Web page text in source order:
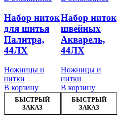
Набор ниток
для шитья
Палитра,
44ЛХ
Ножницы и
нитки
В корзину
БЫСТРЫЙ
ЗАКАЗ
Набор ниток
швейных
Акварель,
44ЛХ
Ножницы и
нитки
В корзину
БЫСТРЫЙ
ЗАКАЗ